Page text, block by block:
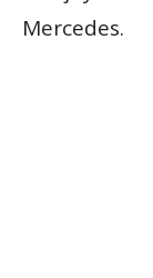
Mercedes.